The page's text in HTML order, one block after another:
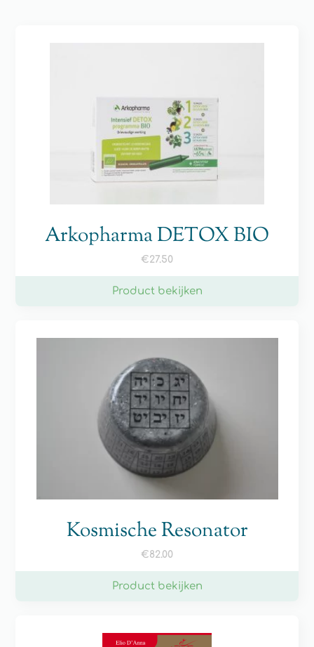
Arkopharma DETOX BIO
€27.50
Product bekijken
Kosmische Resonator
€82.00
Product bekijken